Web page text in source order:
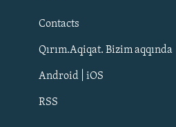
QOŞULIÑIZ!
Contacts
Qırım.Aqiqat. Bizim aqqında
Android | iOS
RSS